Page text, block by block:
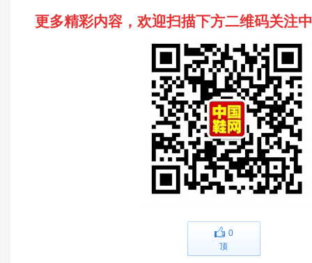
更多精彩内容，欢迎扫描下方二维码关注
0
顶